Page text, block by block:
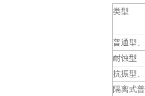
类型
普通型
耐蚀型
抗振型
隔离式